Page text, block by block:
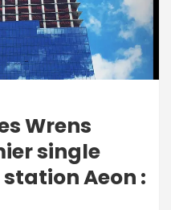
Wrens
single
station Aeon :